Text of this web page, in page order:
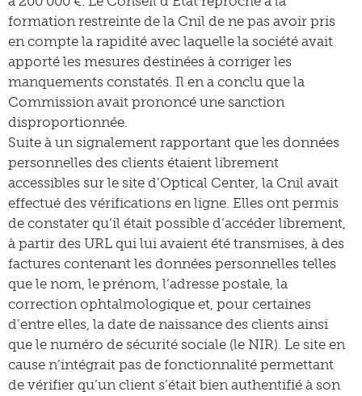
formation restreinte de la Cnil de ne pas avoir pris
en compte la rapidité avec laquelle la société avait
apporté les mesures destinées à corriger les
manquements constatés. Il en a conclu que la
Commission avait prononcé une sanction
disproportionnée.
Suite à un signalement rapportant que les données
personnelles des clients étaient librement
accessibles sur le site d’Optical Center, la Cnil avait
effectué des vérifications en ligne. Elles ont permis
de constater qu’il était possible d’accéder librement,
à partir des URL qui lui avaient été transmises, à des
factures contenant les données personnelles telles
que le nom, le prénom, l’adresse postale, la
correction ophtalmologique et, pour certaines
d’entre elles, la date de naissance des clients ainsi
que le numéro de sécurité sociale (le NIR). Le site en
cause n’intégrait pas de fonctionnalité permettant
de vérifier qu’un client s’était bien authentifié à son